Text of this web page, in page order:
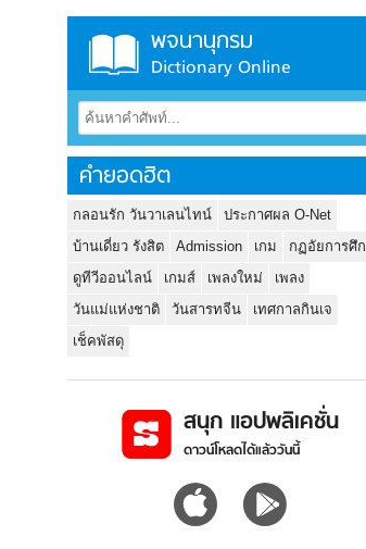
พจนานุกรม
Dictionary Online
คำยอดฮิต
กลอนรัก วันวาเลนไทน์
ประกาศผล O-Net
บ้านเดี่ยว รังสิต
Admission เกม
กฏอัยการศึก
ดูทีวีออนไลน์
เกมส์ เพลงใหม่
เพลง
วันแม่แห่งชาติ
วันสารทจีน
เทศกาลกินเจ
เช็คพัสดุ
สนุก แอปพลิเคชั่น
ดาวน์โหลดได้แล้ววันนี้